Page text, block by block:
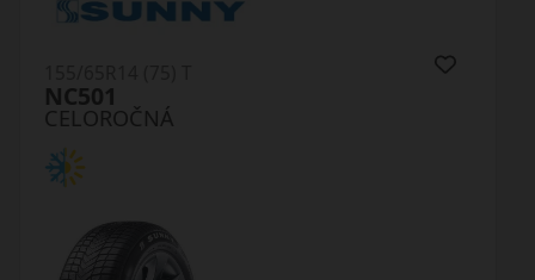
CELOROČNÁ
OL41